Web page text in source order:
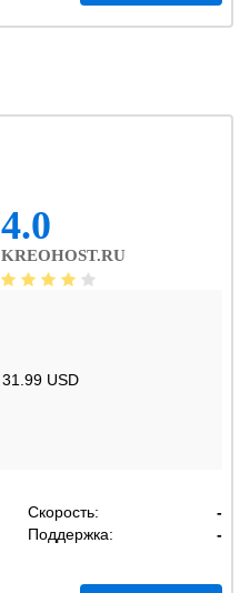
4.0
KREOHOST.RU
31.99 USD
Скорость:
-
Поддержка: -